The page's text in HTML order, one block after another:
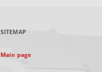
SITEMAP
Main page